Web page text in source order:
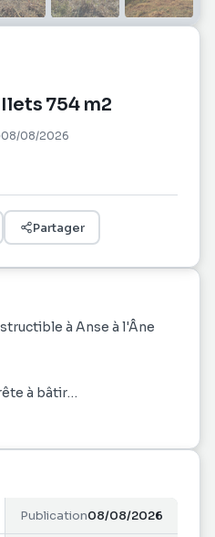
754 m2
08/08/2026
Partager
à Anse à l'Âne
à bâtir
la plage
Publication08/08/2026